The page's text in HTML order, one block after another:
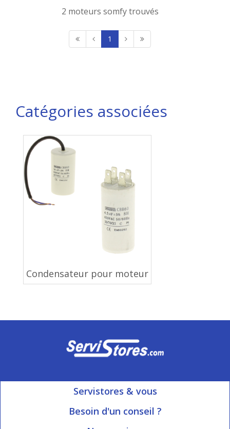
2 moteurs somfy trouvés
1
Catégories associées
Condensateur pour moteur
Servistores & vous
Mon compte
Besoin d'un conseil ?